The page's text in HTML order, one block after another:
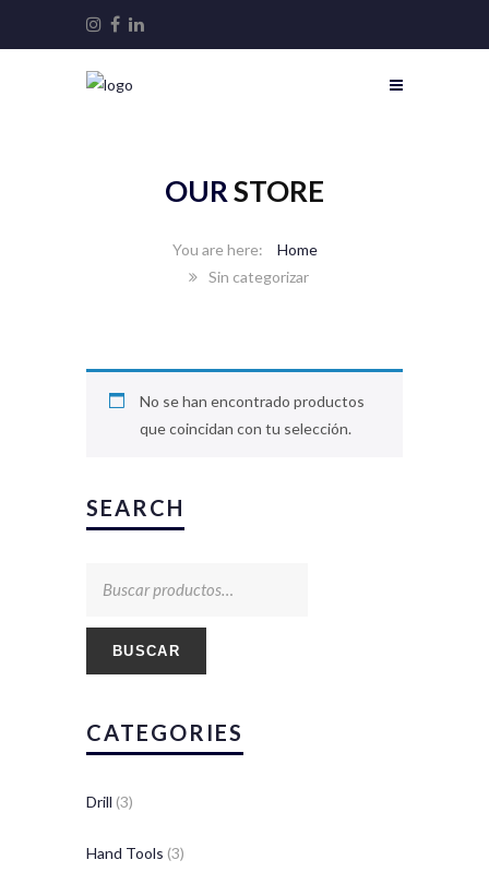
OURSTORE
Home
Sin categorizar
No se han encontrado productos
que coincidan con tu selección.
SEARCH
BUSCAR
CATEGORIES
Drill (3)
Hand Tools (3)